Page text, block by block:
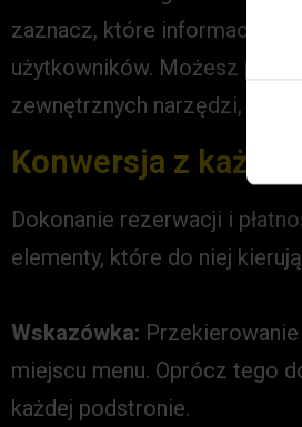
zaznacz, które informacje są
użytkowników. Możesz
zewnętrznych narzędzi,
Konwersja z
Dokonanie rezerwacji i
elementy, które do niej
Wskazówka:
miejscu menu. Oprócz tego
każdej podstronie.